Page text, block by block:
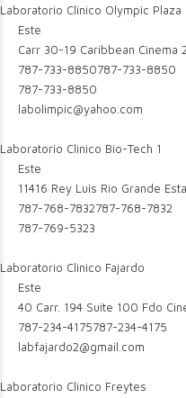
Laboratorio Clinico Olympic Plaza
Este
Carr 30-19 Caribbean Cinema
787-733-8850787-733-8850
787-733-8850
labolimpic@yahoo.com
Laboratorio Clinico Bio-Tech 1
Este
11416 Rey Luis Rio Grande
787-768-7832787-768-7832
787-769-5323
Laboratorio Clinico Fajardo
Este
40 Carr. 194 Suite 100 Fdo
787-234-4175787-234-4175
labfajardo2@gmail.com
Laboratorio Clinico Freytes